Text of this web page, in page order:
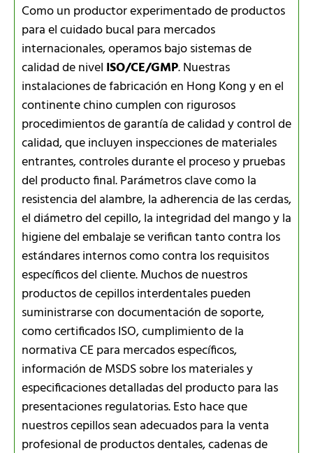
Como un productor experimentado de productos
para el cuidado bucal para mercados
internacionales, operamos bajo sistemas de
calidad de nivel ISO/CE/GMP. Nuestras
instalaciones de fabricación en Hong Kong y en el
continente chino cumplen con rigurosos
procedimientos de garantía de calidad y control de
calidad, que incluyen inspecciones de materiales
entrantes, controles durante el proceso y pruebas
del producto final. Parámetros clave como la
resistencia del alambre, la adherencia de las cerdas,
el diámetro del cepillo, la integridad del mango y la
higiene del embalaje se verifican tanto contra los
estándares internos como contra los requisitos
específicos del cliente. Muchos de nuestros
productos de cepillos interdentales pueden
suministrarse con documentación de soporte,
como certificados ISO, cumplimiento de la
normativa CE para mercados específicos,
información de MSDS sobre los materiales y
especificaciones detalladas del producto para las
presentaciones regulatorias. Esto hace que
nuestros cepillos sean adecuados para la venta
profesional de productos dentales, cadenas de